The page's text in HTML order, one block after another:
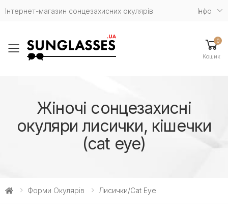
Інтернет-магазин сонцезахисних окулярів Iнфо
Toggle mobile menu
0
Кошик
Жіночі сонцезахисні
окуляри лисички, кішечки
(cat eye)
Форми Окулярів Лисички/cat Eye